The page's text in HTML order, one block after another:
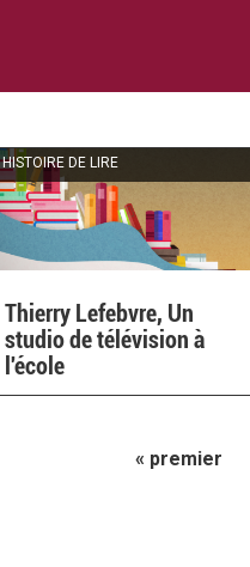
HISTOIRE DE LIRE
Thierry Lefebvre, Un
studio de télévision à
l'école
« premier